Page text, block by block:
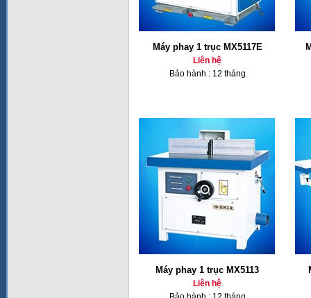
Máy phay 1 trục MX5117E
Liên hệ
Bảo hành : 12 tháng
Máy phay 1 trục MX5113
Liên hệ